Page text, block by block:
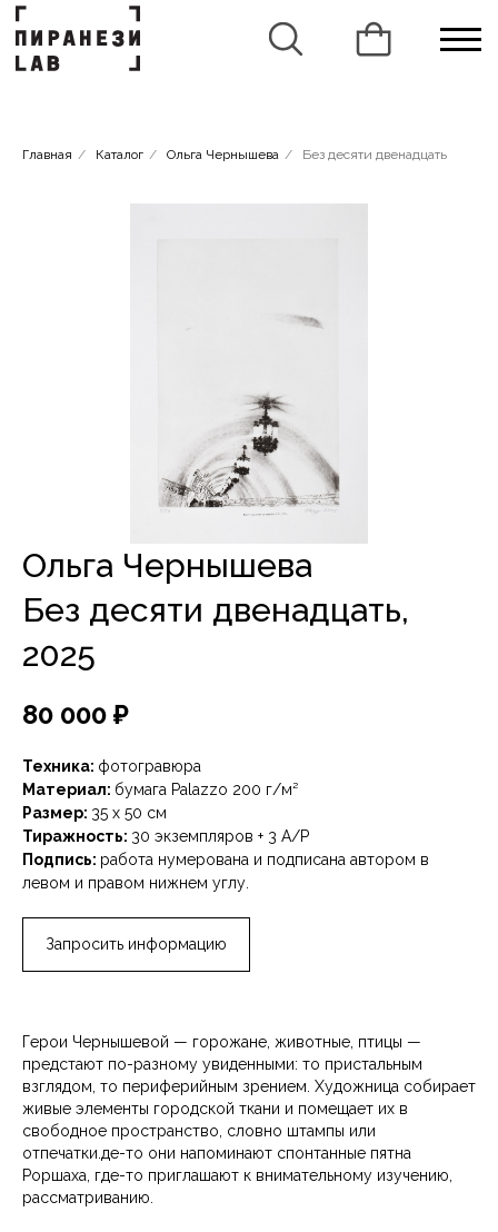
Главная / Каталог / Ольга Чернышева / Без десяти двенадцать
Ольга Чернышева
Без десяти двенадцать,
2025
80 000 ₽
Техника: фотогравюра
Материал: бумага Palazzo 200 г/м²
Размер: 35 х 50 см
Тиражность: 30 экземпляров + 3 A/P
Подпись: работа нумерована и подписана автором в
левом и правом нижнем углу.
Запросить информацию
Герои Чернышевой — горожане, животные, птицы —
предстают по-разному увиденными: то пристальным
взглядом, то периферийным зрением. Художница собирает
живые элементы городской ткани и помещает их в
свободное пространство, словно штампы или
отпечатки.де-то они напоминают спонтанные пятна
Роршаха, где-то приглашают к внимательному изучению,
рассматриванию.